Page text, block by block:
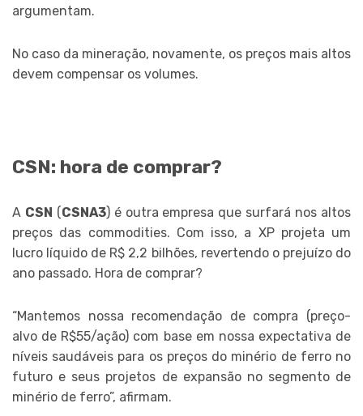
argumentam.
No caso da mineração, novamente, os preços mais altos
devem compensar os volumes.
CSN: hora de comprar?
A CSN (CSNA3) é outra empresa que surfará nos altos
preços das commodities. Com isso, a XP projeta um
lucro líquido de R$ 2,2 bilhões, revertendo o prejuízo do
ano passado. Hora de comprar?
“Mantemos nossa recomendação de compra (preço-
alvo de R$55/ação) com base em nossa expectativa de
níveis saudáveis para os preços do minério de ferro no
futuro e seus projetos de expansão no segmento de
minério de ferro”, afirmam.